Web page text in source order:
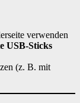
verwenden
USB-Sticks
(z. B. mit